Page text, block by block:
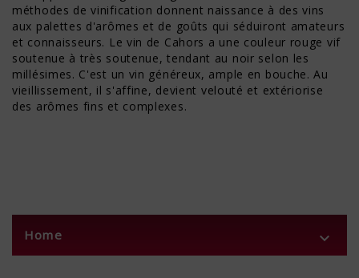
méthodes de vinification donnent naissance à des vins
aux palettes d'arômes et de goûts qui séduiront amateurs
et connaisseurs. Le vin de Cahors a une couleur rouge vif
soutenue à très soutenue, tendant au noir selon les
millésimes. C'est un vin généreux, ample en bouche. Au
vieillissement, il s'affine, devient velouté et extériorise
des arômes fins et complexes.
Home 